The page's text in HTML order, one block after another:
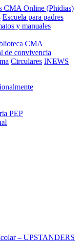
CMA Online (Phidias)
Escuela para padres
y manuales
CMA
de convivencia
Circulares INEWS
PEP
– UPSTANDERS